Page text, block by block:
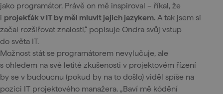
jako programátor. Právě on mě inspiroval – říkal, že
i projekťák v IT by měl mluvit jejich jazykem. A tak jsem si
začal rozšiřovat znalosti,“ popisuje Ondra svůj vstup
do světa IT.
Možnost stát se programátorem nevylučuje, ale
s ohledem na své letité zkušenosti v projektovém řízení
by se v budoucnu (pokud by na to došlo) viděl spíše na
pozici IT projektového manažera. „Baví mě kódění